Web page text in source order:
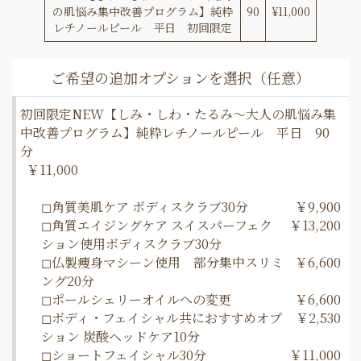
の肌悩み集中改善プログラム】純粋
レチノールピール 平日 初回限定
90 ¥11,000
初回限定NEW【しみ・しわ・たるみ～大人の肌悩み集
中改善プログラム】純粋レチノールピール 平日 90
分
￥11,000
◻︎角質美肌ケア ボディスクラブ30分
￥9,900
◻︎角質エイジングケア スイスパーフェク
ション使用ボディスクラブ30分
￥13,200
◻︎仏製痩身マシーン使用 部分集中スリミ
ング20分
￥6,600
◻︎ポールシェリーオイルへの変更
￥6,600
◻︎ボディ・フェイシャル共におすすめオプ
ション 炭酸ヘッドケア10分
￥2,530
◻︎ショートフェイシャル30分
￥11,000